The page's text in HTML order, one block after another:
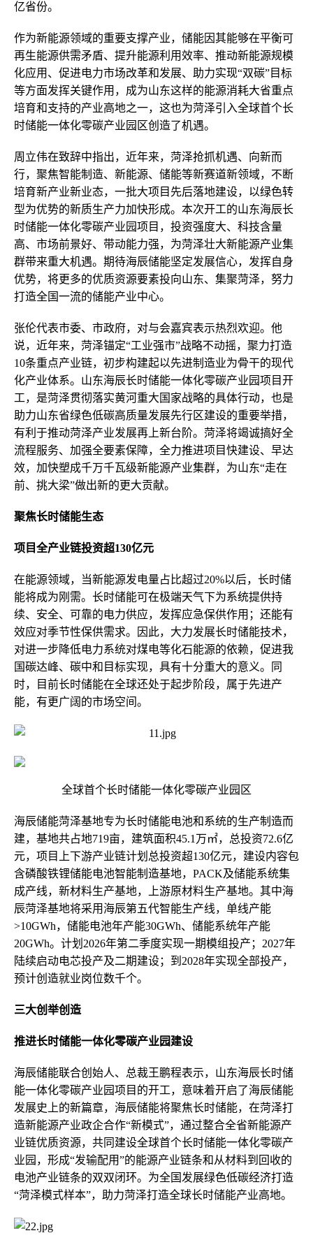
亿省份。
作为新能源领域的重要支撑产业，储能因其能够在平衡可
再生能源供需矛盾、提升能源利用效率、推动新能源规模
化应用、促进电力市场改革和发展、助力实现“双碳”目标
等方面发挥关键作用，成为山东这样的能源消耗大省重点
培育和支持的产业高地之一，这也为菏泽引入全球首个长
时储能一体化零碳产业园区创造了机遇。
周立伟在致辞中指出，近年来，菏泽抢抓机遇、向新而
行，聚焦智能制造、新能源、储能等新赛道新领域，不断
培育新产业新业态，一批大项目先后落地建设，以绿色转
型为优势的新质生产力加快形成。本次开工的山东海辰长
时储能一体化零碳产业园项目，投资强度大、科技含量
高、市场前景好、带动能力强，为菏泽壮大新能源产业集
群带来重大机遇。期待海辰储能坚定发展信心，发挥自身
优势，将更多的优质资源要素投向山东、集聚菏泽，努力
打造全国一流的储能产业中心。
张伦代表市委、市政府，对与会嘉宾表示热烈欢迎。他
说，近年来，菏泽锚定“工业强市”战略不动摇，聚力打造
10条重点产业链，初步构建起以先进制造业为骨干的现代
化产业体系。山东海辰长时储能一体化零碳产业园项目开
工，是菏泽贯彻落实黄河重大国家战略的具体行动，也是
助力山东省绿色低碳高质量发展先行区建设的重要举措，
有利于推动菏泽产业发展再上新台阶。菏泽将竭诚搞好全
流程服务、加强全要素保障，全力推进项目快建设、早达
效，加快塑成千万千瓦级新能源产业集群，为山东“走在
前、挑大梁”做出新的更大贡献。
聚焦长时储能生态
项目全产业链投资超130亿元
在能源领域，当新能源发电量占比超过20%以后，长时储
能将成为刚需。长时储能可在极端天气下为系统提供持
续、安全、可靠的电力供应，发挥应急保供作用；还能有
效应对季节性保供需求。因此，大力发展长时储能技术，
对进一步降低电力系统对煤电等化石能源的依赖，促进我
国碳达峰、碳中和目标实现，具有十分重大的意义。同
时，目前长时储能在全球还处于起步阶段，属于先进产
能，有更广阔的市场空间。
全球首个长时储能一体化零碳产业园区
海辰储能菏泽基地专为长时储能电池和系统的生产制造而
建，基地共占地719亩，建筑面积45.1万㎡，总投资72.6亿
元，项目上下游产业链计划总投资超130亿元，建设内容包
含磷酸铁锂储能电池智能制造基地，PACK及储能系统集
成产线，新材料生产基地，上游原材料生产基地。其中海
辰菏泽基地将采用海辰第五代智能生产线，单线产能
>10GWh，储能电池年产能30GWh、储能系统年产能
20GWh。计划2026年第二季度实现一期模组投产；2027年
陆续启动电芯投产及二期建设；到2028年实现全部投产，
预计创造就业岗位数千个。
三大创举创造
推进长时储能一体化零碳产业园建设
海辰储能联合创始人、总裁王鹏程表示，山东海辰长时储
能一体化零碳产业园项目的开工，意味着开启了海辰储能
发展史上的新篇章，海辰储能将聚焦长时储能，在菏泽打
造新能源产业政企合作“新模式”，通过整合全省新能源产
业链优质资源，共同建设全球首个长时储能一体化零碳产
业园，形成“发输配用”的能源产业链条和从材料到回收的
电池产业链条的双双闭环。为全国发展绿色低碳经济打造
“菏泽模式样本”，助力菏泽打造全球长时储能产业高地。